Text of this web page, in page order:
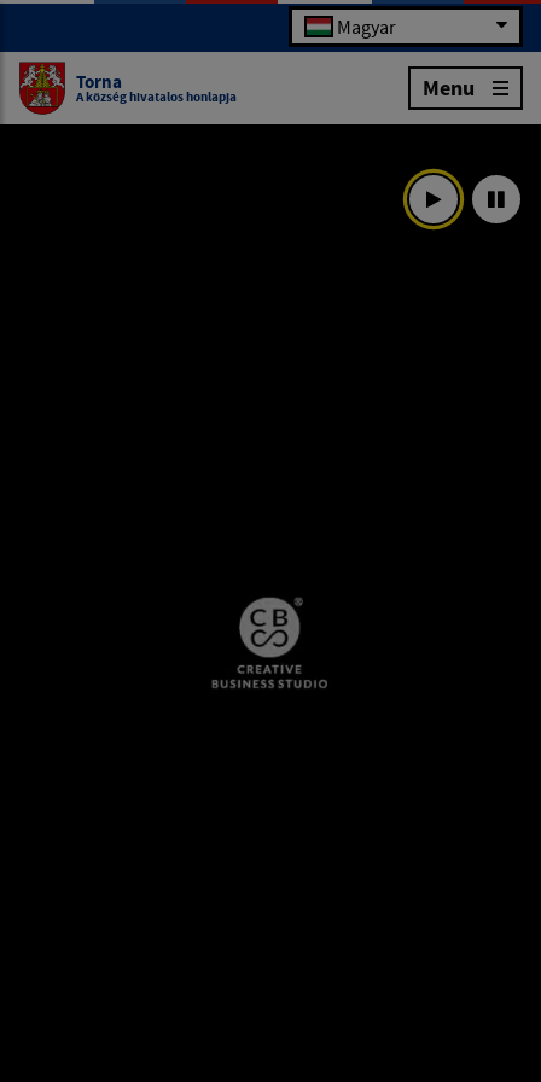
Magyar
Torna
A község hivatalos honlapja Menu